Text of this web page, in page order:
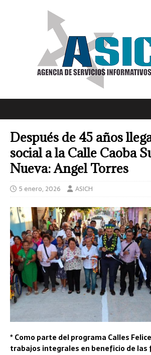
Después de 45 años
social a la Calle Caoba
Nueva: Angel Torres
5 enero, 2026 ASICH
* Como parte del programa Calles
trabajos integrales en beneficio de las